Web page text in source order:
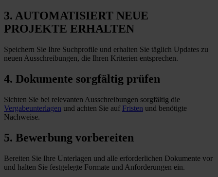
3. AUTOMATISIERT NEUE
PROJEKTE ERHALTEN
Speichern Sie Ihre Suchprofile und erhalten Sie täglich Updates zu
neuen Ausschreibungen, die Ihren Kriterien entsprechen.
4. Dokumente sorgfältig prüfen
Sichten Sie bei relevanten Ausschreibungen sorgfältig die
Vergabeunterlagen und achten Sie auf Fristen und benötigte
Nachweise.
5. Bewerbung vorbereiten
Bereiten Sie Ihre Unterlagen und alle erforderlichen Dokumente vor
und halten Sie festgelegte Formate und Anforderungen ein.